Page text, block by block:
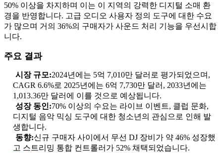
50% 이상을 차지하며 이는 이 지역의 강력한 디지털 소매 환
경을 반영합니다. 고급 오디오 사용자 정의 도구에 대한 수요
가 많으며 거의 ​​36%의 구매자가 사운드 처리 기능을 우선시합
니다.
주요 결과
시장 규모:2024년에는 5억 7,010만 달러로 평가되었으며,
CAGR 6.6%로 2025년에는 6억 7,730만 달러, 2033년에는
1,013.36만 달러에 이를 것으로 예상됩니다.
성장 동인:70% 이상의 수요는 라이브 이벤트, 클럽 문화,
디지털 음악 믹싱 도구에 대한 청소년의 관심으로 인해 발
생합니다.
동향:신규 구매자 사이에서 무선 DJ 장비가 약 46% 성장했
고 스트리밍 통합 컨트롤러가 52% 채택되었습니다.